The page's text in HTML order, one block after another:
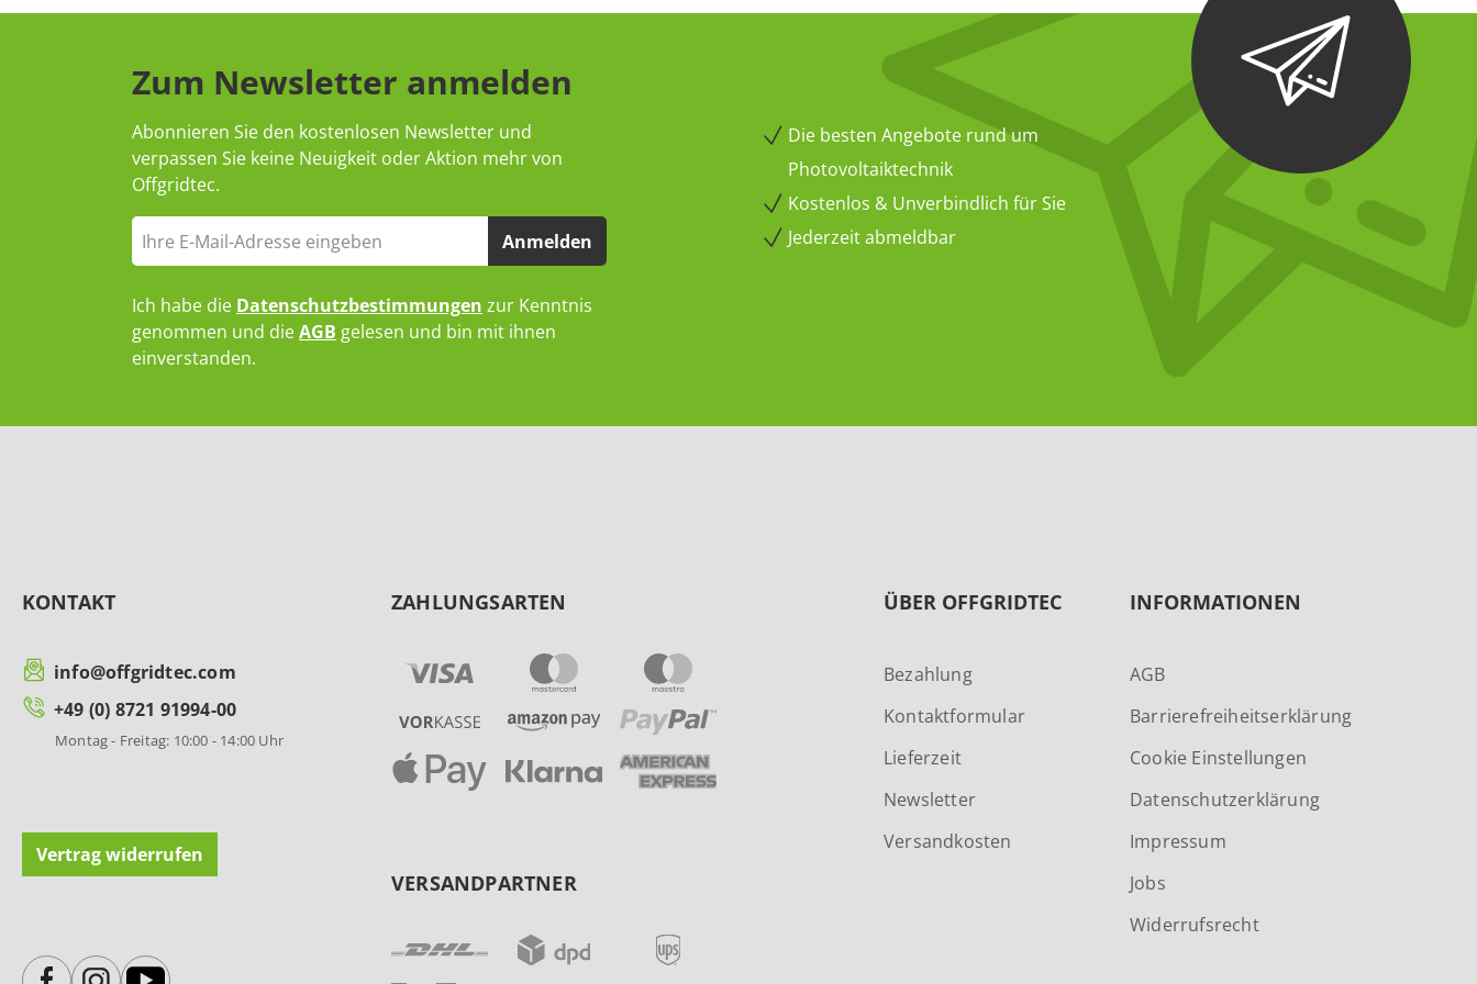
Zum Newsletter anmelden
Abonnieren Sie den kostenlosen Newsletter und
verpassen Sie keine Neuigkeit oder Aktion mehr von
Offgridtec.
Anmelden
Ich habe die Datenschutzbestimmungen zur Kenntnis
genommen und dieAGB gelesen und bin mit ihnen
einverstanden.
Die besten Angebote rund um
Photovoltaiktechnik
Kostenlos & Unverbindlich für Sie
Jederzeit abmeldbar
KONTAKT
info@offgridtec.com
+49 (0) 8721 91994-00
Montag - Freitag: 10:00 - 14:00 Uhr
Vertrag widerrufen
ZAHLUNGSARTEN
VERSANDPARTNER
ÜBER OFFGRIDTEC
Bezahlung
Kontaktformular
Lieferzeit
Newsletter
Versandkosten
INFORMATIONEN
AGB
Barrierefreiheitserklärung
Cookie Einstellungen
Datenschutzerklärung
Impressum
Jobs
Widerrufsrecht